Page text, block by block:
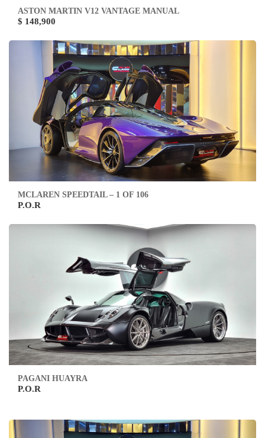
ASTON MARTIN V12 VANTAGE MANUAL
$ 148,900
MCLAREN SPEEDTAIL – 1 OF 106
P.O.R
PAGANI HUAYRA
P.O.R